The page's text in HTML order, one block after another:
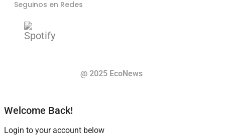
Seguinos en Redes
@ 2025 EcoNews
Welcome Back!
Login to your account below